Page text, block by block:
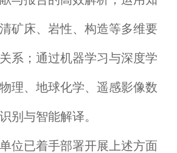
矿床、岩性、构造等多维要
系；通过机器学习与深度学
理、地球化学、遥感影像数
别与智能解译。
位已着手部署开展上述方面